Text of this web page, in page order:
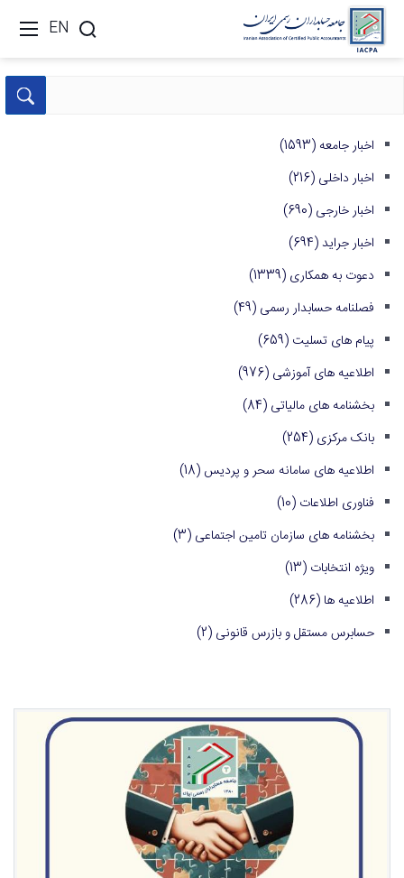
EN
اخبار جامعه (1593)
اخبار داخلی (216)
اخبار خارجی (690)
اخبار جراید(694)
دعوت به همکاری (1339)
فصلنامه حسابدار رسمی (49)
پیام های تسلیت (659)
اطلاعیه های آموزشی (976)
بخشنامه های مالیاتی (84)
بانک مرکزی (254)
اطلاعیه های سامانه سحر و پردیس (18)
فناوری اطلاعات (10)
بخشنامه های سازمان تامین اجتماعی (3)
ویژه انتخابات (13)
اطلاعیه ها (286)
حسابرس مستقل و بازرس قانونی (2)